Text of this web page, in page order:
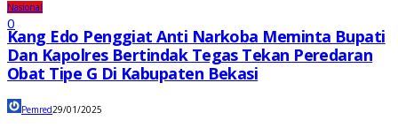
Nasional
0
Kang Edo Penggiat Anti Narkoba Meminta Bupati
Dan Kapolres Bertindak Tegas Tekan Peredaran
Obat Tipe G Di Kabupaten Bekasi
Pemred29/01/2025